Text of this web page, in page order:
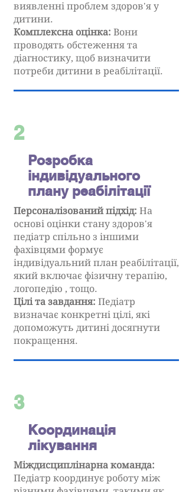
виявленні проблем здоров'я у
дитини.
Комплексна оцінка: Вони
проводять обстеження та
діагностику, щоб визначити
потреби дитини в реабілітації.
2
Розробка
індивідуального
плану реабілітації
Персоналізований підхід: На
основі оцінки стану здоров'я
педіатр спільно з іншими
фахівцями формує
індивідуальний план реабілітації,
який включає фізичну терапію,
логопедію , тощо.
Цілі та завдання: Педіатр
визначає конкретні цілі, які
допоможуть дитині досягнути
покращення.
3
Координація
лікування
Міждисциплінарна команда:
Педіатр координує роботу між